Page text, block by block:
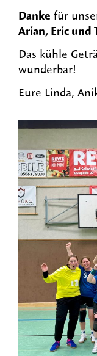
Danke für
Arian, Eric und
Das kühle
wunderbar!
Eure Linda,